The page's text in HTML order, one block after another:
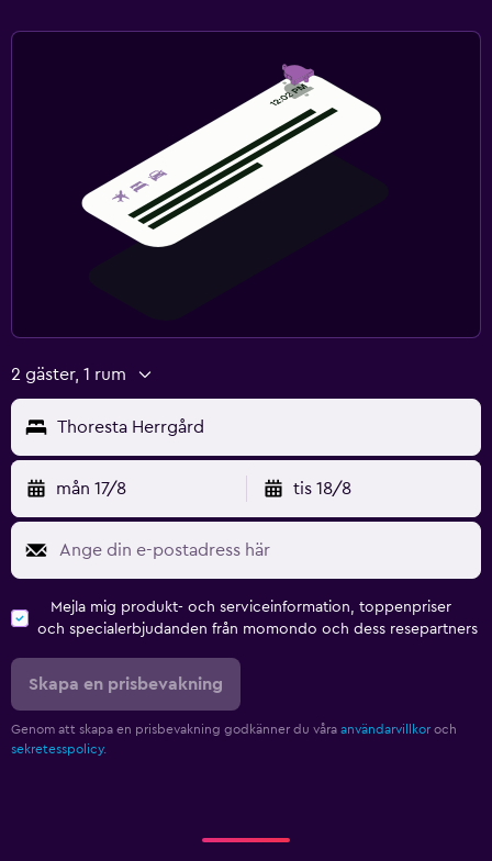
2 gäster, 1 rum
Thoresta Herrgård
mån 17/8 tis 18/8
Mejla mig produkt- och serviceinformation, toppenpriser
och specialerbjudanden från momondo och dess resepartners
Skapa en prisbevakning
Genom att skapa en prisbevakning godkänner du våra användarvillkor och
sekretesspolicy.